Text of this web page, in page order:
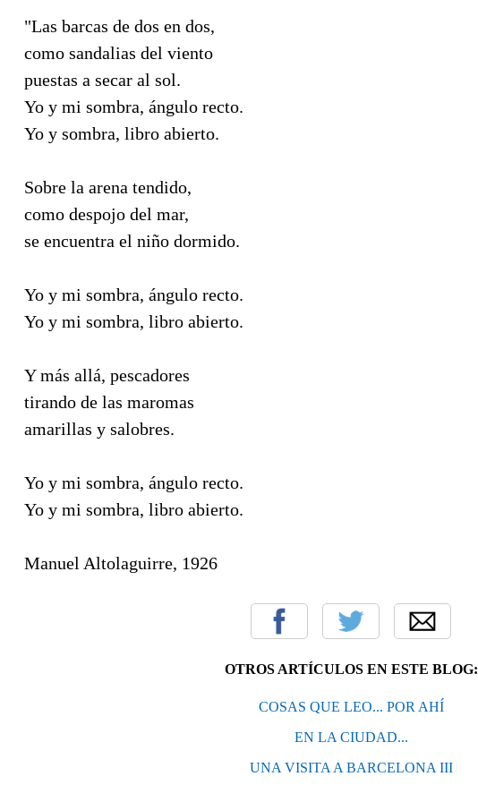
"Las barcas de dos en dos,
como sandalias del viento
puestas a secar al sol.
Yo y mi sombra, ángulo recto.
Yo y sombra, libro abierto.
Sobre la arena tendido,
como despojo del mar,
se encuentra el niño dormido.
Yo y mi sombra, ángulo recto.
Yo y mi sombra, libro abierto.
Y más allá, pescadores
tirando de las maromas
amarillas y salobres.
Yo y mi sombra, ángulo recto.
Yo y mi sombra, libro abierto.
Manuel Altolaguirre, 1926
OTROS ARTÍCULOS EN ESTE BLOG:
COSAS QUE LEO... POR AHÍ
EN LA CIUDAD...
UNA VISITA A BARCELONA III